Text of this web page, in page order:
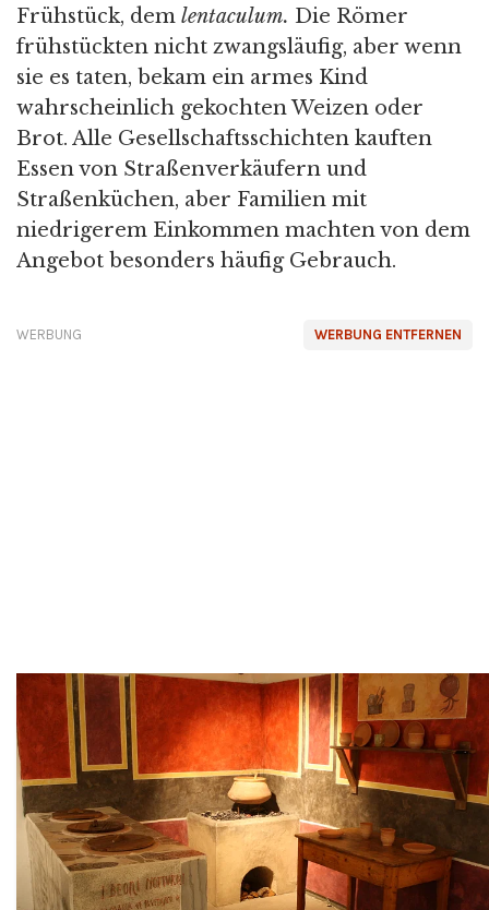
Frühstück, dem lentaculum. Die Römer
frühstückten nicht zwangsläufig, aber wenn
sie es taten, bekam ein armes Kind
wahrscheinlich gekochten Weizen oder
Brot. Alle Gesellschaftsschichten kauften
Essen von Straßenverkäufern und
Straßenküchen, aber Familien mit
niedrigerem Einkommen machten von dem
Angebot besonders häufig Gebrauch.
WERBUNG ENTFERNEN
WERBUNG